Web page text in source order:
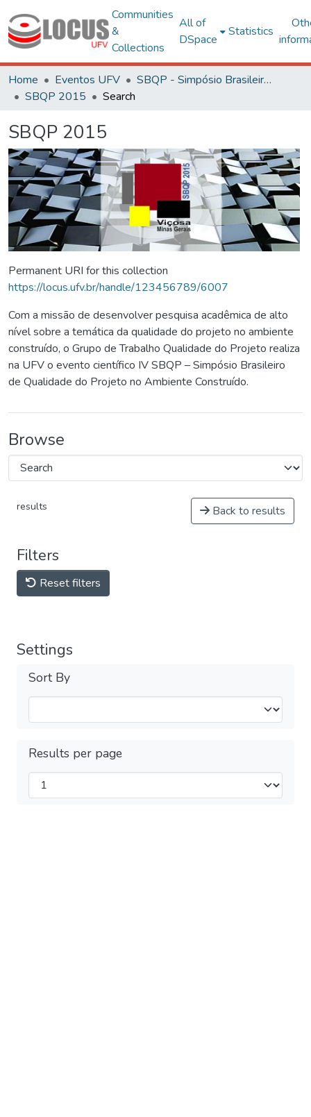
Communities
&
Collections
All of
DSpace
Statistics
Home Eventos UFV
SBQP - Simpósio Brasileiro de Qualidade do Projeto no Ambiente Construído
SBQP 2015
Search
SBQP 2015
Permanent URI for this collection
https://locus.ufv.br/handle/123456789/6007
Com a missão de desenvolver pesquisa acadêmica de alto
nível sobre a temática da qualidade do projeto no ambiente
construído, o Grupo de Trabalho Qualidade do Projeto realiza
na UFV o evento científico IV SBQP – Simpósio Brasileiro
de Qualidade do Projeto no Ambiente Construído.
Browse
results Back to results
Filters
Reset filters
Settings
Sort By
Results per page